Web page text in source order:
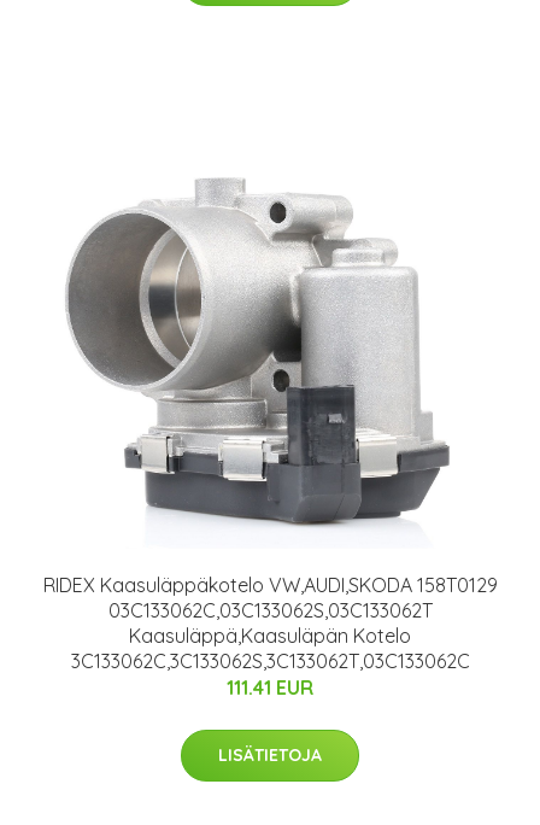
RIDEX Kaasuläppäkotelo VW,AUDI,SKODA 158T0129
03C133062C,03C133062S,03C133062T
Kaasuläppä,Kaasuläpän Kotelo
3C133062C,3C133062S,3C133062T,03C133062C
111.41 EUR
LISÄTIETOJA